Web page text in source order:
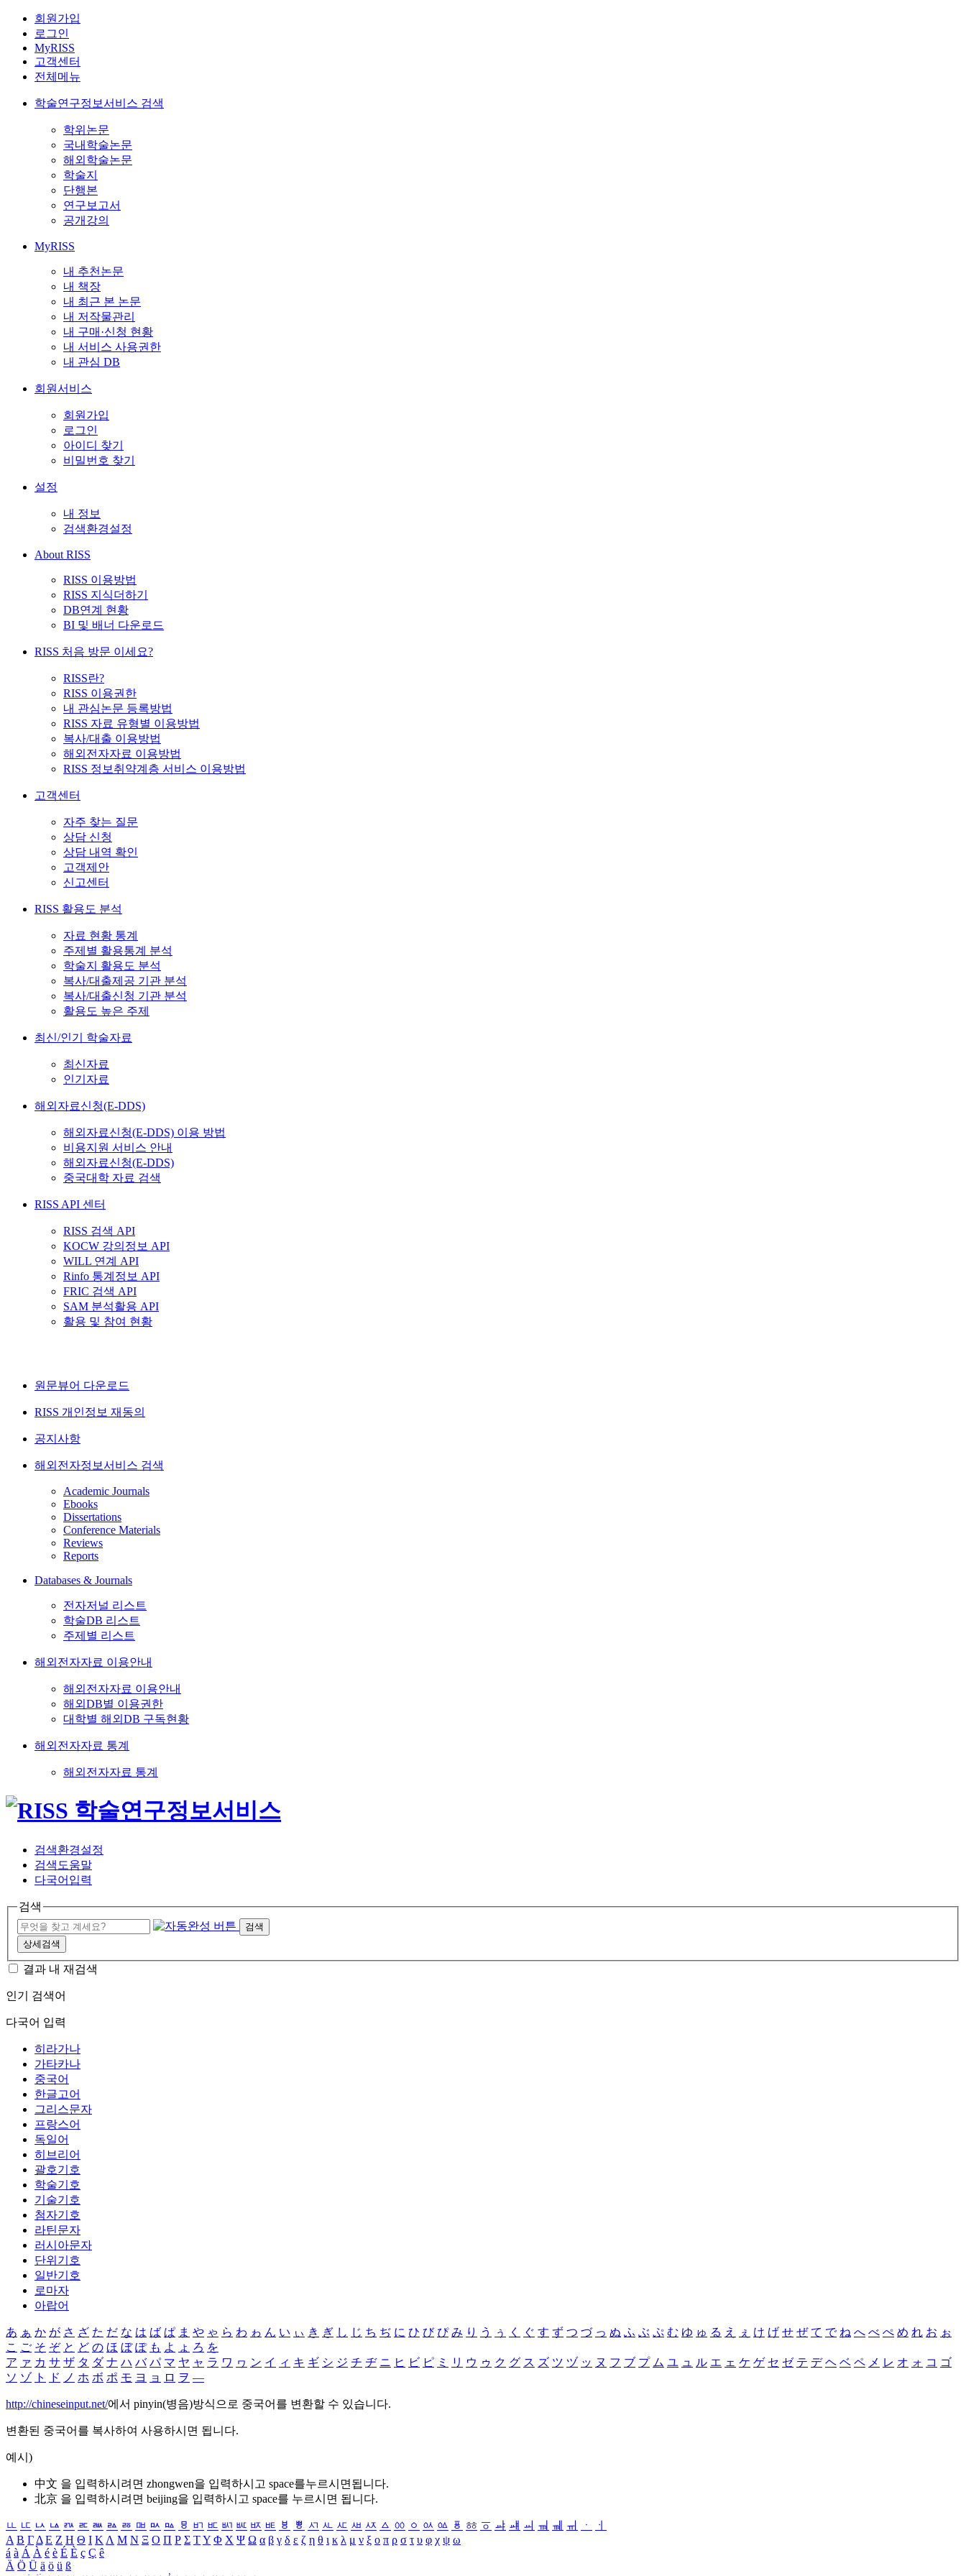
회원가입
로그인
MyRISS
고객센터
전체메뉴
학술연구정보서비스 검색
학위논문
국내학술논문
해외학술논문
학술지
단행본
연구보고서
공개강의
MyRISS
내 추천논문
내 책장
내 최근 본 논문
내 저작물관리
내 구매·신청 현황
내 서비스 사용권한
내 관심 DB
회원서비스
회원가입
로그인
아이디 찾기
비밀번호 찾기
설정
내 정보
검색환경설정
About RISS
RISS 이용방법
RISS 지식더하기
DB연계 현황
BI 및 배너 다운로드
RISS 처음 방문 이세요?
RISS란?
RISS 이용권한
내 관심논문 등록방법
RISS 자료 유형별 이용방법
복사/대출 이용방법
해외전자자료 이용방법
RISS 정보취약계층 서비스 이용방법
고객센터
자주 찾는 질문
상담 신청
상담 내역 확인
고객제안
신고센터
RISS 활용도 분석
자료 현황 통계
주제별 활용통계 분석
학술지 활용도 분석
복사/대출제공 기관 분석
복사/대출신청 기관 분석
활용도 높은 주제
최신/인기 학술자료
최신자료
인기자료
해외자료신청(E-DDS)
해외자료신청(E-DDS) 이용 방법
비용지원 서비스 안내
해외자료신청(E-DDS)
중국대학 자료 검색
RISS API 센터
RISS 검색 API
KOCW 강의정보 API
WILL 연계 API
Rinfo 통계정보 API
FRIC 검색 API
SAM 분석활용 API
활용 및 참여 현황
원문뷰어 다운로드
RISS 개인정보 재동의
공지사항
해외전자정보서비스 검색
Academic Journals
Ebooks
Dissertations
Conference Materials
Reviews
Reports
Databases & Journals
전자저널 리스트
학술DB 리스트
주제별 리스트
해외전자자료 이용안내
해외전자자료 이용안내
해외DB별 이용권한
대학별 해외DB 구독현황
해외전자자료 통계
해외전자자료 통계
검색환경설정
검색도움말
다국어입력
검색
검색
상세검색
결과 내 재검색
인기 검색어
다국어 입력
히라가나
가타카나
중국어
한글고어
그리스문자
프랑스어
독일어
히브리어
괄호기호
학술기호
기술기호
첨자기호
라틴문자
러시아문자
단위기호
일반기호
로마자
아랍어
あ ぁ か が さ ざ た だ な は ば ぱ ま や ゃ ら わ ゎ ん い ぃ き ぎ し じ ち ぢ に ひ び ぴ み り う ぅ く ぐ す ず つ づ っ ぬ ふ ぶ ぷ む ゆ ゅ る え ぇ け げ せ ぜ て で ね へ べ ぺ め れ お ぉ
こ ご そ ぞ と ど の ほ ぼ ぽ も よ ょ ろ を
ア ァ カ サ ザ タ ダ ナ ハ バ パ マ ヤ ャ ラ ワ ヮ ン イ ィ キ ギ シ ジ チ ヂ ニ ヒ ビ ピ ミ リ ウ ゥ ク グ ス ズ ツ ヅ ッ ヌ フ ブ プ ム ユ ュ ル エ ェ ケ ゲ セ ゼ テ デ ヘ ベ ペ メ レ オ ォ コ ゴ
ソ ゾ ト ド ノ ホ ボ ポ モ ヨ ョ ロ ヲ ―
http://chineseinput.net/에서 pinyin(병음)방식으로 중국어를 변환할 수 있습니다.
변환된 중국어를 복사하여 사용하시면 됩니다.
예시)
中文 을 입력하시려면 zhongwen을 입력하시고 space를누르시면됩니다.
北京 을 입력하시려면 beijing을 입력하시고 space를 누르시면 됩니다.
ㅥ ㅦ ㅧ ㅨ ㅩ ㅪ ㅫ ㅬ ㅭ ㅮ ㅯ ㅰ ㅱ ㅲ ㅳ ㅴ ㅵ ㅶ ㅷ ㅸ ㅹ ㅺ ㅻ ㅼ ㅽ ㅾ ㅿ ㆀ ㆁ ㆂ ㆃ ㆄ ㆅ ㆆ ㆇ ㆈ ㆉ ㆊ ㆋ ㆌ ㆍ
ㆎ
Α Β ΓΔ Ε Ζ Η Θ Ι ΚΛ Μ Ν Ξ Ο Π Ρ Σ ΤΥ Φ Χ Ψ Ω α β γ δ ε ζ η θ ι κ λ μ ν ξ ο π ρ σ τ υ φ χ ψ ω
á à Á À é è É È ç Ç ê
Ä Ö Ü ä ö ü ß